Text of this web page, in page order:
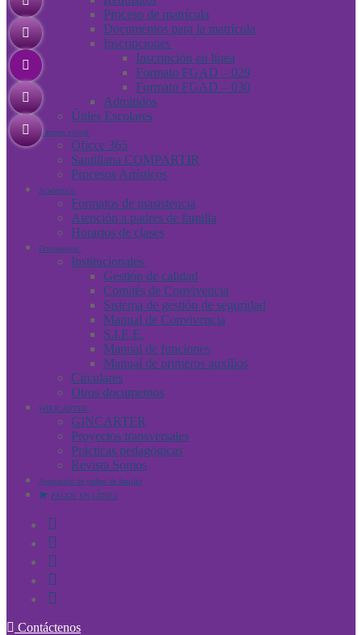
Proceso de matrícula
Documentos para la matrícula
Inscripciones
Inscripción en línea
Formato FGAD – 029
Formato FGAD – 030
Admitidos
Útiles Escolares
Campus virtual
Oficce 365
Santillana COMPARTIR
Procesos Artísticos
Académico
Formatos de inasistencia
Atención a padres de familia
Horarios de clases
Documentos
Institucionales
Gestión de calidad
Comités de Convivencia
Sistema de gestión de seguridad
Manual de Convivencia
S.I.E.E.
Manual de funciones
Manual de primeros auxilios
Circulares
Otros documentos
WIKICARTER
GINCARTER
Proyectos transversales
Prácticas pedagógicas
Revista Somos
Asociación de padres de familia
PAGOS EN LÍINEA
Contáctenos